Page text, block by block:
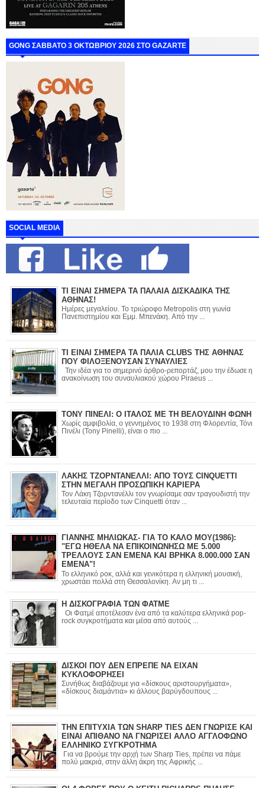
GONG ΣΑΒΒΑΤΟ 3 ΟΚΤΩΒΡΙΟΥ 2026 ΣΤΟ GAZARTE
SOCIAL MEDIA
ΤΙ ΕΙΝΑΙ ΣΗΜΕΡΑ ΤΑ ΠΑΛΑΙΑ ΔΙΣΚΑΔΙΚΑ ΤΗΣ
ΑΘΗΝΑΣ!
Ημέρες μεγαλείου. Το τριώροφο Metropolis στη γωνία
Πανεπιστημίου και Εμμ. Μπενάκη. Από την ...
ΤΙ ΕΙΝΑΙ ΣΗΜΕΡΑ ΤΑ ΠΑΛΙΑ CLUBS ΤΗΣ ΑΘΗΝΑΣ
ΠΟΥ ΦΙΛΟΞΕΝΟΥΣΑΝ ΣΥΝΑΥΛΙΕΣ
Την ιδέα για το σημερινό άρθρο-ρεπορτάζ, μου την έδωσε η
ανακοίνωση του συναυλιακού χώρου Piraeus ...
ΤΟΝΥ ΠΙΝΕΛΙ: Ο ΙΤΑΛΟΣ ΜΕ ΤΗ ΒΕΛΟΥΔΙΝΗ ΦΩΝΗ
Χωρίς αμφιβολία, ο γεννημένος το 1938 στη Φλορεντία, Τόνι
Πινέλι (Tony Pinelli), είναι ο πιο ...
ΛΑΚΗΣ ΤΖΟΡΝΤΑΝΕΛΛΙ: ΑΠΟ ΤΟΥΣ CINQUETTI
ΣΤΗΝ ΜΕΓΑΛΗ ΠΡΟΣΩΠΙΚΗ ΚΑΡΙΕΡΑ
Τον Λάκη Τζορντανέλλι τον γνωρίσαμε σαν τραγουδιστή την
τελευταία περίοδο των Cinquetti όταν ...
ΓΙΑΝΝΗΣ ΜΗΛΙΩΚΑΣ- ΓΙΑ ΤΟ ΚΑΛΟ ΜΟΥ(1986):
"ΕΓΩ ΗΘΕΛΑ ΝΑ ΕΠΙΚΟΙΝΩΝΗΣΩ ΜΕ 5.000
ΤΡΕΛΛΟΥΣ ΣΑΝ ΕΜΕΝΑ ΚΑΙ ΒΡΗΚΑ 8.000.000 ΣΑΝ
ΕΜΕΝΑ"!
Το ελληνικό ροκ, αλλά και γενικότερα η ελληνική μουσική,
χρωστάει πολλά στη Θεσσαλονίκη. Αν μη τι ...
Η ΔΙΣΚΟΓΡΑΦΙΑ ΤΩΝ ΦΑΤΜΕ
Οι Φατμέ αποτέλεσαν ένα από τα καλύτερα ελληνικά pop-
rock συγκροτήματα και μέσα από αυτούς ...
ΔΙΣΚΟΙ ΠΟΥ ΔΕΝ ΕΠΡΕΠΕ ΝΑ ΕΙΧΑΝ
ΚΥΚΛΟΦΟΡΗΣΕΙ
Συνήθως διαβάζουμε για «δίσκους αριστουργήματα»,
«δίσκους διαμάντια» κι άλλους βαρύγδουπους ...
ΤΗΝ ΕΠΙΤΥΧΙΑ ΤΩΝ SHARP TIES ΔΕΝ ΓΝΩΡΙΣΕ ΚΑΙ
ΕΙΝΑΙ ΑΠΙΘΑΝΟ ΝΑ ΓΝΩΡΙΣΕΙ ΑΛΛΟ ΑΓΓΛΟΦΩΝΟ
ΕΛΛΗΝΙΚΟ ΣΥΓΚΡΟΤΗΜΑ
Για να βρούμε την αρχή των Sharp Ties, πρέπει να πάμε
πολύ μακριά, στην άλλη άκρη της Αφρικής ...